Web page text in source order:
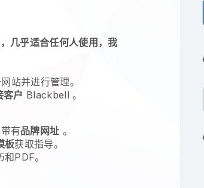
几乎适合任何人使用，我
站并进行管理。
客户 Blackbell 。
带有品牌网址 。
板获取指导。
PDF。